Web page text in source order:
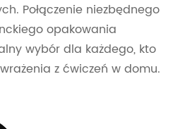
Połączenie niezbędnego
opakowania
wybór dla każdego, kto
z ćwiczeń w domu.